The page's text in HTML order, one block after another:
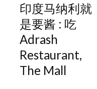
印度马纳利就
是要酱 : 吃
Adrash
Restaurant,
The Mall